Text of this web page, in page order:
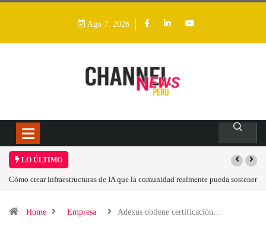
Ago 7, 2026
LO ÚLTIMO
Cómo crear infraestructuras de IA que la comunidad realmente pueda sostener
Home Empresa Adexus obtiene certificación…